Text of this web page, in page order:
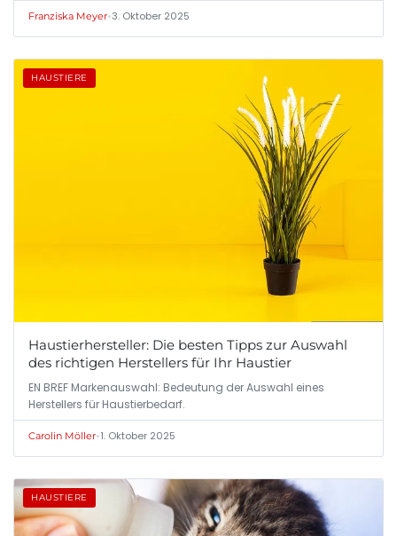
Franziska Meyer•3. Oktober 2025
HAUSTIERE
Haustierhersteller: Die besten Tipps zur Auswahl
des richtigen Herstellers für Ihr Haustier
EN BREF Markenauswahl: Bedeutung der Auswahl eines
Herstellers für Haustierbedarf.
Carolin Möller•1. Oktober 2025
HAUSTIERE